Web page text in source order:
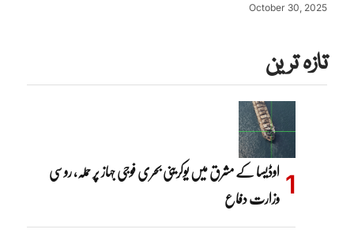
October 30, 2025
تازہ ترین
اوڈیسا کے مشرق میں یوکرینی بحری فوجی جہاز پر حملہ، روسی
وزارت دفاع